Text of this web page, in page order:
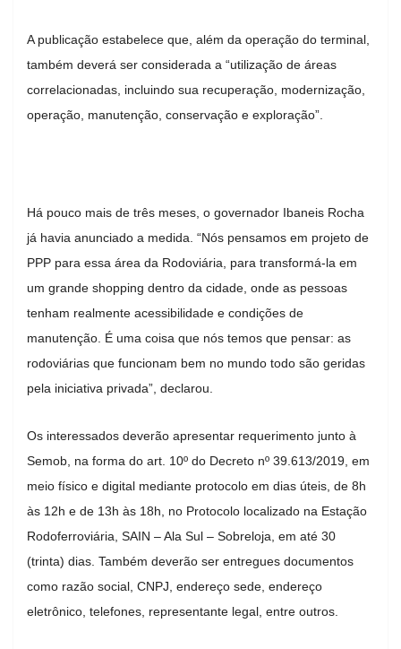
A publicação estabelece que, além da operação do terminal,
também deverá ser considerada a “utilização de áreas
correlacionadas, incluindo sua recuperação, modernização,
operação, manutenção, conservação e exploração”.
Há pouco mais de três meses, o governador Ibaneis Rocha
já havia anunciado a medida. “Nós pensamos em projeto de
PPP para essa área da Rodoviária, para transformá-la em
um grande shopping dentro da cidade, onde as pessoas
tenham realmente acessibilidade e condições de
manutenção. É uma coisa que nós temos que pensar: as
rodoviárias que funcionam bem no mundo todo são geridas
pela iniciativa privada”, declarou.
Os interessados deverão apresentar requerimento junto à
Semob, na forma do art. 10º do Decreto nº 39.613/2019, em
meio físico e digital mediante protocolo em dias úteis, de 8h
às 12h e de 13h às 18h, no Protocolo localizado na Estação
Rodoferroviária, SAIN – Ala Sul – Sobreloja, em até 30
(trinta) dias. Também deverão ser entregues documentos
como razão social, CNPJ, endereço sede, endereço
eletrônico, telefones, representante legal, entre outros.